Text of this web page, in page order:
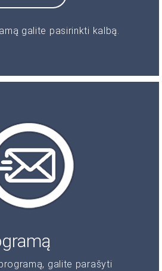
galite pasirinkti kalbą.
galite parašyti